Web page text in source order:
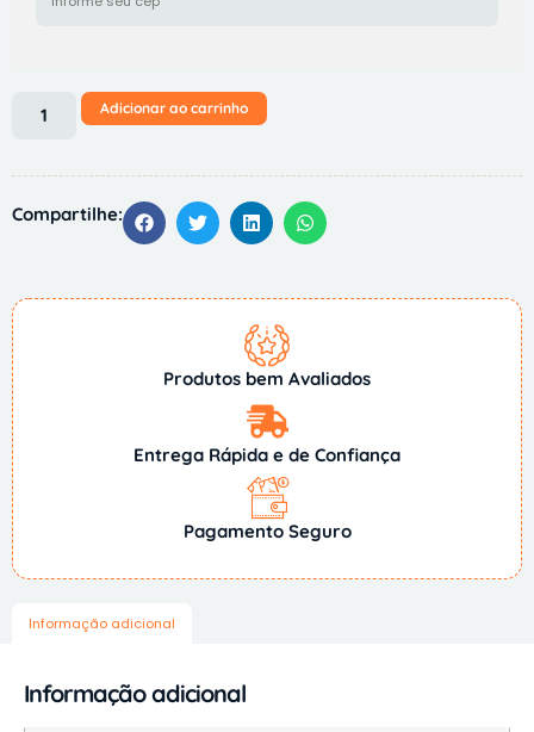
Adicionar ao carrinho
Compartilhe:
Produtos bem Avaliados
Entrega Rápida e de Confiança
Pagamento Seguro
Informação adicional
Informação adicional